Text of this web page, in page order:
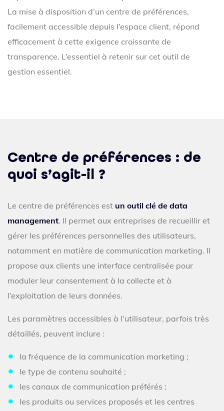
La mise à disposition d’un centre de préférences,
facilement accessible depuis l’espace client, répond
efficacement à cette exigence croissante de
transparence. L’essentiel à retenir sur cet outil de
gestion essentiel.
Centre de préférences : de
quoi s’agit-il ?
Le centre de préférences est un outil clé de data
management. Il permet aux entreprises de recueillir et
gérer les préférences personnelles des utilisateurs,
notamment en matière de communication marketing. Il
propose aux clients une interface centralisée pour
moduler leur consentement à la collecte et à
l’exploitation de leurs données.
Les paramètres accessibles à l’utilisateur, parfois très
détaillés, peuvent inclure :
la fréquence de la communication marketing ;
le type de contenu souhaité ;
les canaux de communication préférés ;
les produits ou services proposés et les centres